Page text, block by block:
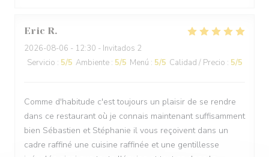
Eric R
2026-08-06 - 12:30 - Invitados 2
Servicio : 5/5 Ambiente : 5/5 Menú : 5/5 Calidad / Precio : 5/5
Comme d'habitude c'est toujours un plaisir de se rendre
dans ce restaurant où je connais maintenant suffisamment
bien Sébastien et Stéphanie il vous reçoivent dans un
cadre raffiné une cuisine raffinée et une gentillesse